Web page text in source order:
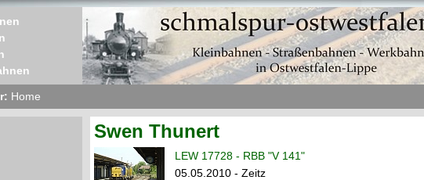
Home
Swen Thunert
LEW 17728 - RBB "V 141"
05.05.2010 - Zeitz